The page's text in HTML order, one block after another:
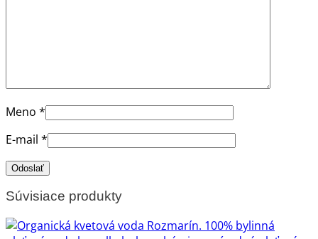
Meno *
E-mail *
Súvisiace produkty